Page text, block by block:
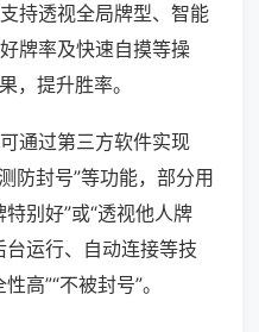
持透视全局牌型、智能
牌率及快速自摸等操
，提升胜率。
通过第三方软件实现
防封号”等功能，部分用
别好”或“透视他人牌
台运行、自动连接等技
高”“不被封号”。